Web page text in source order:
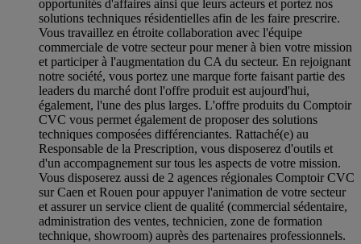
opportunités d'affaires ainsi que leurs acteurs et portez nos
solutions techniques résidentielles afin de les faire prescrire.
Vous travaillez en étroite collaboration avec l'équipe
commerciale de votre secteur pour mener à bien votre mission
et participer à l'augmentation du CA du secteur. En rejoignant
notre société, vous portez une marque forte faisant partie des
leaders du marché dont l'offre produit est aujourd'hui,
également, l'une des plus larges. L'offre produits du Comptoir
CVC vous permet également de proposer des solutions
techniques composées différenciantes. Rattaché(e) au
Responsable de la Prescription, vous disposerez d'outils et
d'un accompagnement sur tous les aspects de votre mission.
Vous disposerez aussi de 2 agences régionales Comptoir CVC
sur Caen et Rouen pour appuyer l'animation de votre secteur
et assurer un service client de qualité (commercial sédentaire,
administration des ventes, technicien, zone de formation
technique, showroom) auprès des partenaires professionnels.